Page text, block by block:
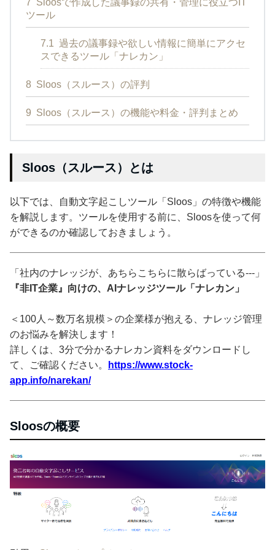
ツール
7.1 過去の議事録や欲しい情報に簡単にアクセ
スできるツール「ナレカン」
8 Sloos（スルース）の評判
9 Sloos（スルース）の機能や料金・評判まとめ
Sloos（スルース）とは
以下では、自動文字起こしツール「Sloos」の特徴や機能
を解説します。ツールを使用する前に、Sloosを使って何
ができるのか確認しておきましょう。
「社内のナレッジが、あちらこちらに散らばっている---」
『非IT企業』向けの、AIナレッジツール「ナレカン」
＜100人～数万名規模＞の企業様が抱える、ナレッジ管理
のお悩みを解決します！
詳しくは、3分で分かるナレカン資料をダウンロードし
て、ご確認ください。
https://www.stock-
app.info/narekan/
Sloosの概要